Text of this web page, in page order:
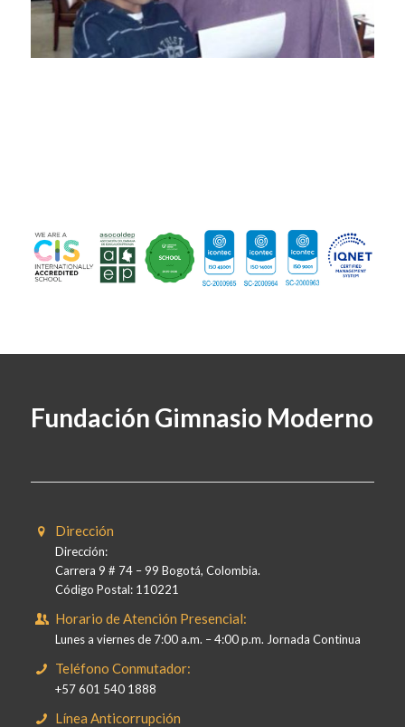
Fundación Gimnasio Moderno
Dirección
Dirección:
Carrera 9 # 74 – 99 Bogotá, Colombia.
Código Postal: 110221
Horario de Atención Presencial:
Lunes a viernes de 7:00 a.m. – 4:00 p.m. Jornada Continua
Teléfono Conmutador:
+57 601 540 1888
Línea Anticorrupción